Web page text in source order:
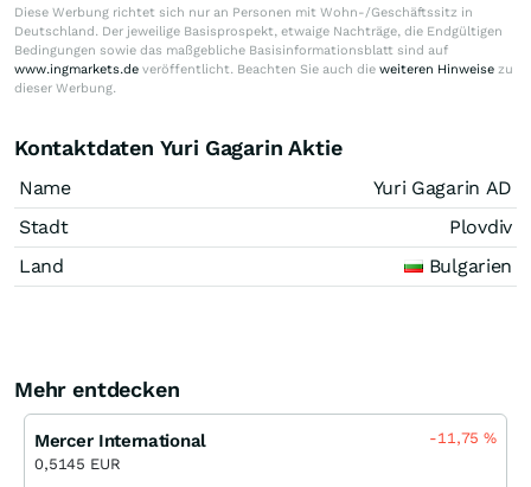
Diese Werbung richtet sich nur an Personen mit Wohn-/Geschäftssitz in
Deutschland. Der jeweilige Basisprospekt, etwaige Nachträge, die Endgültigen
Bedingungen sowie das maßgebliche Basisinformationsblatt sind auf
www.ingmarkets.de veröffentlicht. Beachten Sie auch die weiteren Hinweise zu
dieser Werbung.
Kontaktdaten Yuri Gagarin Aktie
Name
Yuri Gagarin AD
Stadt
Plovdiv
Land
Bulgarien
Mehr entdecken
Mercer International
0,5145 EUR
-11,75%